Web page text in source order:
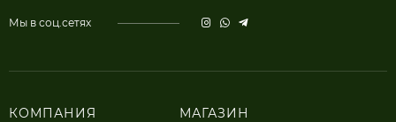
Мы в соц.сетях
КОМПАНИЯ МАГАЗИН